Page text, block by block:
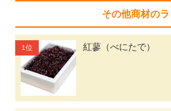
その他商材の
紅蓼（べにたで）